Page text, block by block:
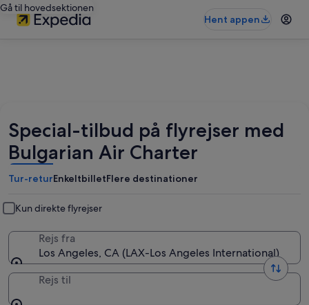
Gå til hovedsektionen
Hent appen
Special-tilbud på flyrejser med
Bulgarian Air Charter
Tur-returEnkeltbilletFlere destinationer
Kun direkte flyrejser
Rejs fra
Los Angeles, CA (LAX-Los Angeles International)
Rejs til